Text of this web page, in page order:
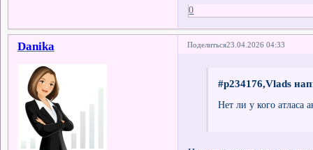
0
Поделиться23.04.2026 04:33
Danika
#p234176,Vlads
Нет ли у кого атласа